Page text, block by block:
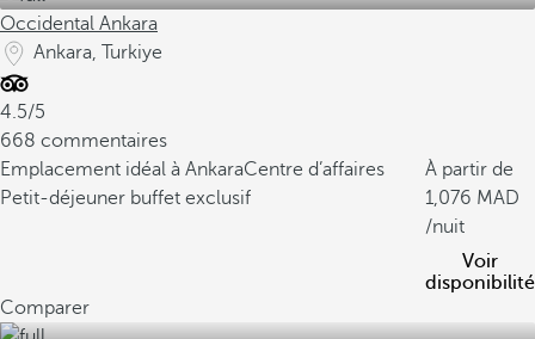
Occidental Ankara
Ankara, Turkiye
4.5/5
668 commentaires
Emplacement idéal à AnkaraCentre d’affaires
Petit-déjeuner buffet exclusif
À partir de
1,076
/nuit
Voir
disponibilité
Comparer